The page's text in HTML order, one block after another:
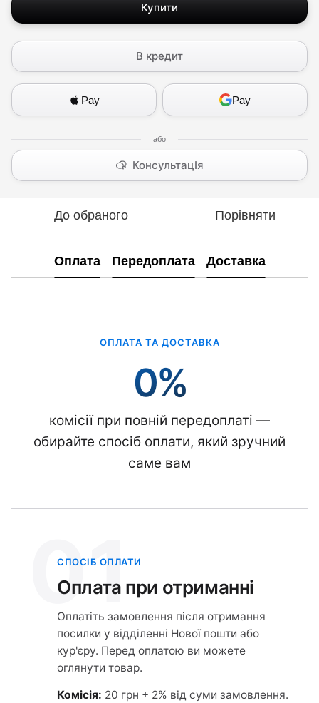
Купити
В кредит
Pay Pay
КонсультацІя
До обраного Порівняти
Оплата Передоплата Доставка
ОПЛАТА ТА ДОСТАВКА
0%
комісії при повній передоплаті —
обирайте спосіб оплати, який зручний
саме вам
01
СПОСІБ ОПЛАТИ
Оплата при отриманні
Оплатіть замовлення після отримання
посилки у відділенні Нової пошти або
кур'єру. Перед оплатою ви можете
оглянути товар.
Комісія: 20 грн + 2% від суми замовлення.